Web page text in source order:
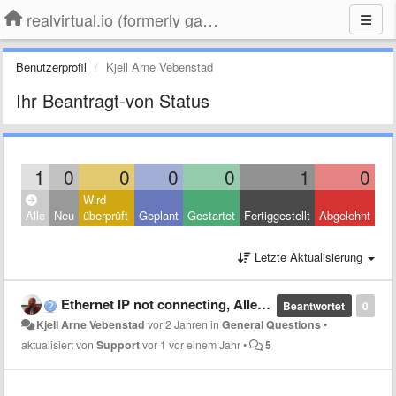
realvirtual.io (formerly game4automation)
Benutzerprofil Kjell Arne Vebenstad
Ihr Beantragt-von Status
1 0 0 0 0 1 0
Alle Neu
Wird
überprüft
Geplant Gestartet Fertiggestellt Abgelehnt
Letzte Aktualisierung
0
Beantwortet
Ethernet IP not connecting, Allen Bradley PLC
Kjell Arne Vebenstad vor 2 Jahren inGeneral Questions•
aktualisiert von Supportvor 1 vor einem Jahr• 5